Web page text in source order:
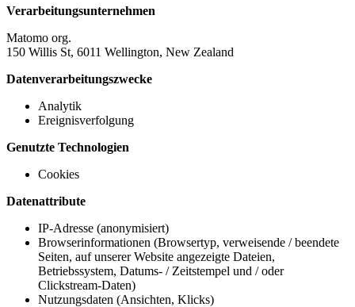
Verarbeitungsunternehmen
Matomo org.
150 Willis St, 6011 Wellington, New Zealand
Datenverarbeitungszwecke
Analytik
Ereignisverfolgung
Genutzte Technologien
Cookies
Datenattribute
IP-Adresse (anonymisiert)
Browserinformationen (Browsertyp, verweisende / beendete
Seiten, auf unserer Website angezeigte Dateien,
Betriebssystem, Datums- / Zeitstempel und / oder
Clickstream-Daten)
Nutzungsdaten (Ansichten, Klicks)